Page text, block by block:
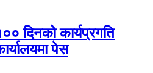
दिनको कार्यप्रगति
पेस